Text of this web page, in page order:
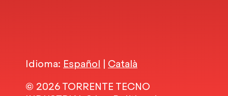
Idioma: Español
Català
© 2026 TORRENTE TECNO